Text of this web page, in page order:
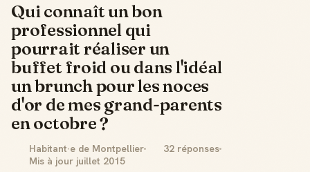
Qui connaît un bon
professionnel qui
pourrait réaliser un
buffet froid ou dans l'idéal
un brunch pour les noces
d'or de mes grand-parents
en octobre ?
Habitant·e de Montpellier
32 réponses
Mis à jour juillet 2015